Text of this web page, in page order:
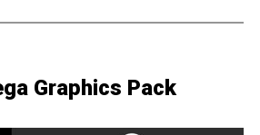
Graphics Pack